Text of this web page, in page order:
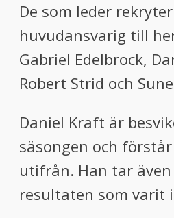
De som leder
huvudansvarig till
Gabriel Edelbrock,
Robert Strid och
Daniel Kraft är
säsongen och
utifrån. Han tar
resultaten som varit